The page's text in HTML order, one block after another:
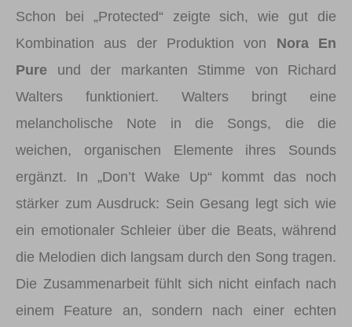
Schon bei „Protected“ zeigte sich, wie gut die
Kombination aus der Produktion von Nora En
Pure und der markanten Stimme von Richard
Walters funktioniert. Walters bringt eine
melancholische Note in die Songs, die die
weichen, organischen Elemente ihres Sounds
ergänzt. In „Don’t Wake Up“ kommt das noch
stärker zum Ausdruck: Sein Gesang legt sich wie
ein emotionaler Schleier über die Beats, während
die Melodien dich langsam durch den Song tragen.
Die Zusammenarbeit fühlt sich nicht einfach nach
einem Feature an, sondern nach einer echten